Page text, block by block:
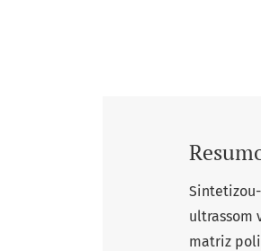
ultrassom
matriz